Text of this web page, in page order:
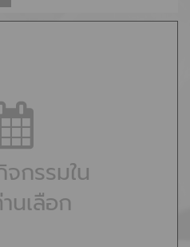
กรรมใน
นเลือก